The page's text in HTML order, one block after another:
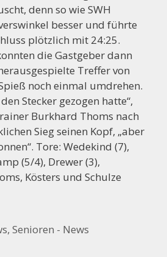
denn so wie SWH
besser und führte
plötzlich mit 24:25.
die Gastgeber dann
Treffer von
noch einmal umdrehen.
Stecker gezogen hatte“,
Burkhard Thoms nach
Sieg seinen Kopf, „aber
Tore: Wedekind (7),
(5/4), Drewer (3),
Kösters und Schulze
,Senioren - News